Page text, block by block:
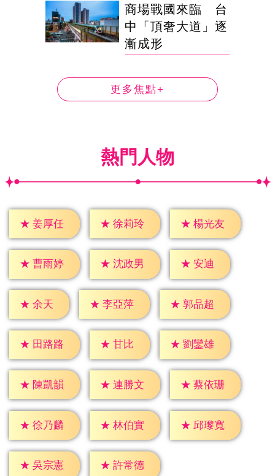
商場戰國來臨 台
中「頂奢大道」逐
漸成形
更多焦點+
熱門人物
★ 姜厚任 ★ 徐莉玲 ★ 楊光友
★ 曹雨婷 ★ 沈政男 ★ 安迪
★ 余天 ★ 李亞萍 ★ 郭品超
★ 田路路 ★ 甘比 ★ 劉鑾雄
★ 陳凱韻 ★ 連勝文 ★ 蔡依珊
★ 徐乃麟 ★ 林伯實 ★ 邱瓈寬
★ 吳宗憲 ★ 許常德